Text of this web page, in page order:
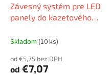
Závesný systém pre LED
panely do kazetového
Skladom (10 ks)
od €5,75 bez DPH
od €7,07